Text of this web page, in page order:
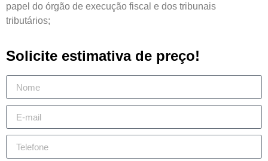
papel do órgão de execução fiscal e dos tribunais
tributários;
Solicite estimativa de preço!